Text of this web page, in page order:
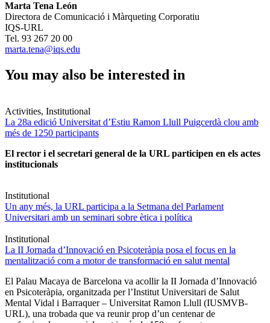
Marta Tena León
Directora de Comunicació i Màrqueting Corporatiu
IQS-URL
Tel. 93 267 20 00
marta.tena@iqs.edu
You may also be interested in
Activities, Institutional
La 28a edició Universitat d’Estiu Ramon Llull Puigcerdà clou amb
més de 1250 participants
El rector i el secretari general de la URL participen en els actes
institucionals
Institutional
Un any més, la URL participa a la Setmana del Parlament
Universitari amb un seminari sobre ètica i política
Institutional
La II Jornada d’Innovació en Psicoteràpia posa el focus en la
mentalització com a motor de transformació en salut mental
El Palau Macaya de Barcelona va acollir la II Jornada d’Innovació
en Psicoteràpia, organitzada per l’Institut Universitari de Salut
Mental Vidal i Barraquer – Universitat Ramon Llull (IUSMVB-
URL), una trobada que va reunir prop d’un centenar de